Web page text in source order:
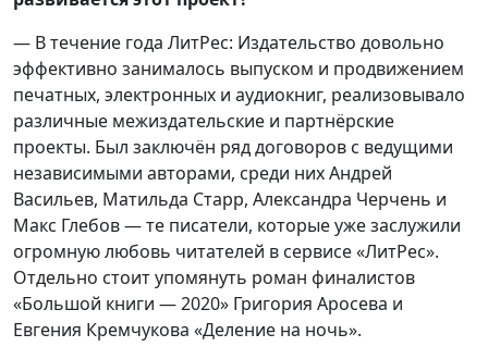
— В течение года ЛитРес: Издательство довольно
эффективно занималось выпуском и продвижением
печатных, электронных и аудиокниг, реализовывало
различные межиздательские и партнёрские
проекты. Был заключён ряд договоров с ведущими
независимыми авторами, среди них Андрей
Васильев, Матильда Старр, Александра Черчень и
Макс Глебов — те писатели, которые уже заслужили
огромную любовь читателей в сервисе «ЛитРес».
Отдельно стоит упомянуть роман финалистов
«Большой книги — 2020» Григория Аросева и
Евгения Кремчукова «Деление на ночь».